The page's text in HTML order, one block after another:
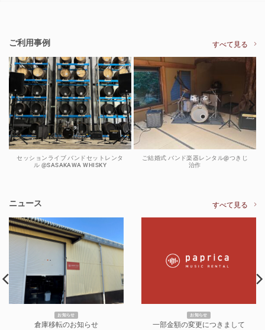
ご利用事例 すべて見る
セッションライブ バンドセットレンタ
ル @SASAKAWA WHISKY
ご結婚式 バンド楽器レンタル@つきじ
治作
ニュース すべて見る
お知らせ
倉庫移転のお知らせ
お知らせ
一部金額の変更につきまして